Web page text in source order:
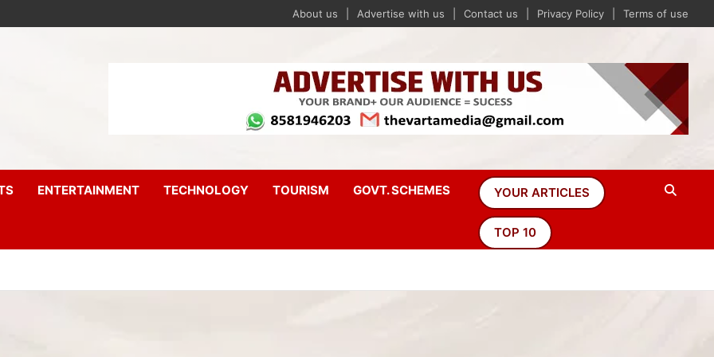
About us Advertise with us Contact us Privacy Policy Terms of use
ENTERTAINMENT TECHNOLOGY TOURISM GOVT. SCHEMES YOUR ARTICLES
TOP 10